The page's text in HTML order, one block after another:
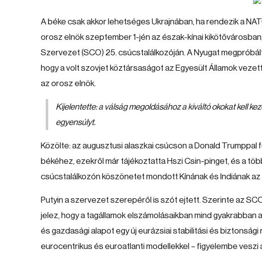
A béke csak akkor lehetséges Ukrajnában, ha rendezik a
orosz elnök szeptember 1-jén az észak-kínai
Szervezet (SCO) 25. csúcstalálkozóján. A Nyugat
hogy a volt szovjet köztársaságot az Egyesült Államok
az orosz elnök.
Kijelentette: a válság megoldásához a kiváltó okokat kell
egyensúlyt.
Közölte: az augusztusi alaszkai csúcson a Donald
békéhez, ezekről már tájékoztatta Hszi Csin-pinget, és a
csúcstalálkozón köszönetet mondott Kínának és Indiának
Putyin a szervezet szerepéről is szót ejtett. Szerinte az
jelez, hogy a tagállamok elszámolásaikban mind
és gazdasági alapot egy új eurázsiai stabilitási és
eurocentrikus és euroatlanti modellekkel – figyelembe